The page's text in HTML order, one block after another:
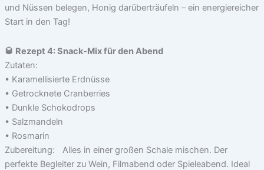
und Nüssen belegen, Honig darüberträufeln – ein energiereicher
Start in den Tag!
🥃 Rezept 4: Snack-Mix für den Abend
Zutaten:
• Karamellisierte Erdnüsse
• Getrocknete Cranberries
• Dunkle Schokodrops
• Salzmandeln
• Rosmarin
Zubereitung: Alles in einer großen Schale mischen. Der
perfekte Begleiter zu Wein, Filmabend oder Spieleabend. Ideal